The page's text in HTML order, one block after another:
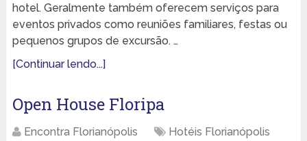
hotel. Geralmente também oferecem serviços para
eventos privados como reuniões familiares, festas ou
pequenos grupos de excursão. …
[Continuar lendo...]
Open House Floripa
Encontra Florianópolis
Hotéis Florianópolis